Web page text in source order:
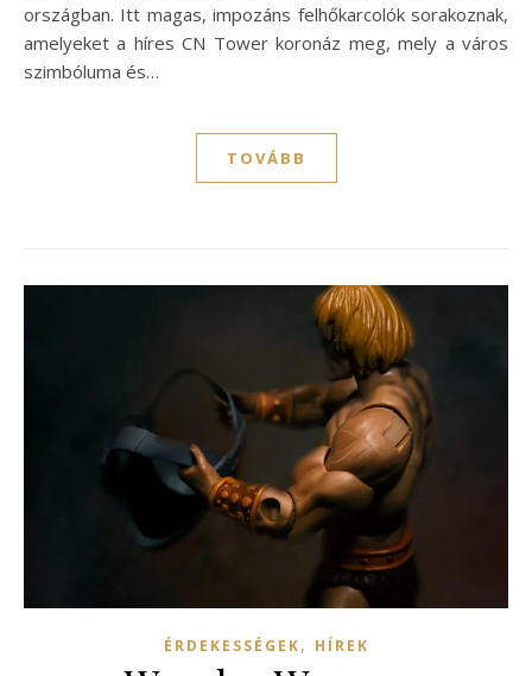
országban. Itt magas, impozáns felhőkarcolók sorakoznak,
amelyeket a híres CN Tower koronáz meg, mely a város
szimbóluma és…
TOVÁBB
ÉRDEKESSÉGEK, HÍREK